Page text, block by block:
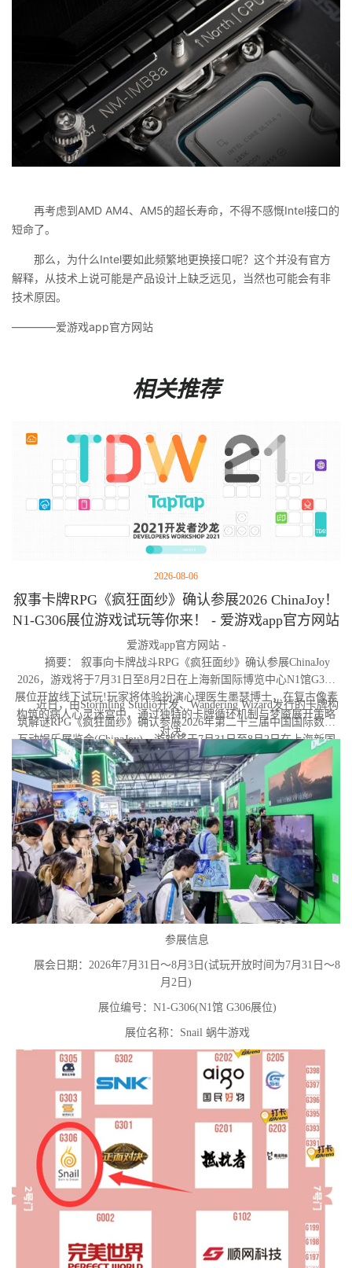
再考虑到AMD AM4、AM5的超长寿命，不得不感慨Intel接口的
短命了。
那么，为什么Intel要如此频繁地更换接口呢？这个并没有官方
解释，从技术上说可能是产品设计上缺乏远见，当然也可能会有非
技术原因。
————爱游戏app官方网站
相关推荐
2026-08-06
叙事卡牌RPG《疯狂面纱》确认参展2026 ChinaJoy！
N1-G306展位游戏试玩等你来！ - 爱游戏app官方网站
爱游戏app官方网站 -
摘要： 叙事向卡牌战斗RPG《疯狂面纱》确认参展ChinaJoy
2026，游戏将于7月31日至8月2日在上海新国际博览中心N1馆G306
展位开放线下试玩!玩家将体验扮演心理医生墨瑟博士，在复古像素
构筑的病人心灵迷宫中，通过独特的卡牌循环机制与梦魇展开策略
对决。
近日，由Stormling Studio开发、Wandering Wizard发行的卡牌构
筑解谜RPG《疯狂面纱》确认参展2026年第二十三届中国国际数码
互动娱乐展览会(ChinaJoy)。游戏将于7月31日至8月2日在上海新国
际博览中心N1馆G306展位亮相，届时玩家可前往蜗牛游戏展台亲身
体验试玩Demo。与此同时，《疯狂面纱》Steam商店页现已上线，
玩家可提前加入愿望单。
参展信息
展会日期：2026年7月31日～8月3日(试玩开放时间为7月31日～8
月2日)
展位编号：N1-G306(N1馆 G306展位)
展位名称：Snail 蜗牛游戏